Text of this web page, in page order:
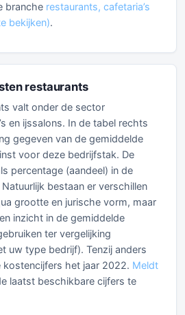
branche restaurants, cafetaria’s
bekijken).
restaurants
valt onder de sector
en ijssalons. In de tabel rechts
gegeven van de gemiddelde
voor deze bedrijfstak. De
percentage (aandeel) in de
bestaan er verschillen
grootte en jurische vorm, maar
inzicht in de gemiddelde
ter vergelijking
uw type bedrijf). Tenzij anders
het jaar 2022. Meldt
laatst beschikbare cijfers te